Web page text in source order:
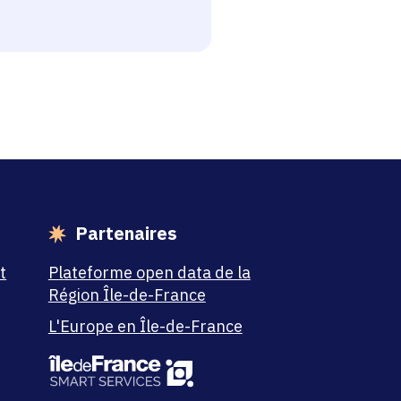
Partenaires
Plateforme open data de la
Région Île-de-France
L'Europe en Île-de-France